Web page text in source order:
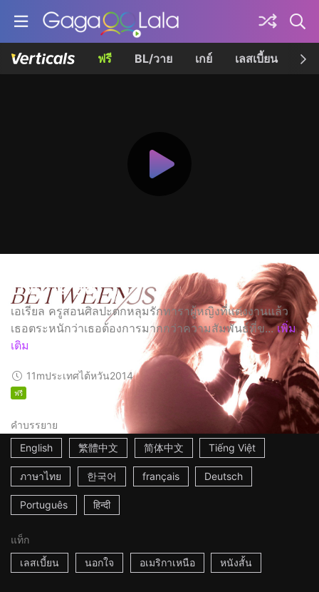
ฟรี BL/วาย เกย์ เลสเบี้ยน เค
บีทวีน อัส
เอเรียล ครูสอนศิลปะตกหลุมรักทาราผู้หญิงที่แต่งงานแล้ว
เธอตระหนักว่าเธอต้องการมากกว่าความสัมพันธ์ที่ข... เพิ่ม
เติม
11mประเทศไต้หวัน2014
ฟรี
คำบรรยาย
English
繁體中文 简体中文 Tiếng Việt
ภาษาไทย 한국어 français Deutsch
Português हिन्दी
แท็ก
เลสเบี้ยน
นอกใจ อเมริกาเหนือ หนังสั้น